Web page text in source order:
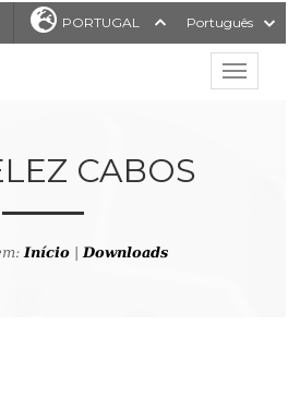
LinkedIn PORTUGAL Português
CABOS
Início|Downloads